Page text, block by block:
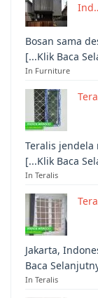
Bosan sama
[...Klik Baca
In Furniture
Teralis
[...Klik Baca
In Teralis
Jakarta,
Baca
In Teralis